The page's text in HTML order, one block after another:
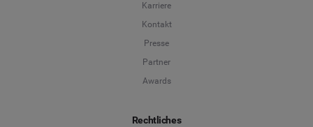
Karriere
Kontakt
Presse
Partner
Awards
Rechtliches